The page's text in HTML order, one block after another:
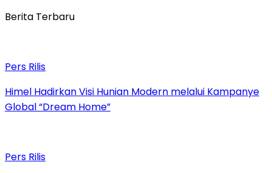
Berita Terbaru
Pers Rilis
Himel Hadirkan Visi Hunian Modern melalui Kampanye
Global “Dream Home”
Pers Rilis